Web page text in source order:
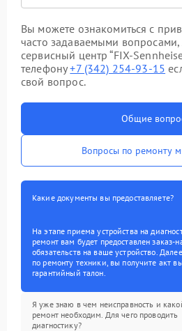
Вы можете ознакомиться с
часто задаваемыми вопросами,
сервисный центр “FIX-
телефону+7 (342) 254-93-15
свой вопрос.
Общие
Вопросы по ремонту
Какие документы вы предоставляете?
На этапе приема устройства на
ремонт вам будет предоставлен заказ-
обязательств на ваше устройство.
по ремонту техники, вы получите акт
гарантийный талон.
Я уже знаю в чем неисправность и
ремонт необходим. Для чего проводить
диагностику?